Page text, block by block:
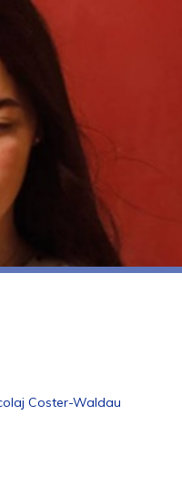
Coster-Waldau